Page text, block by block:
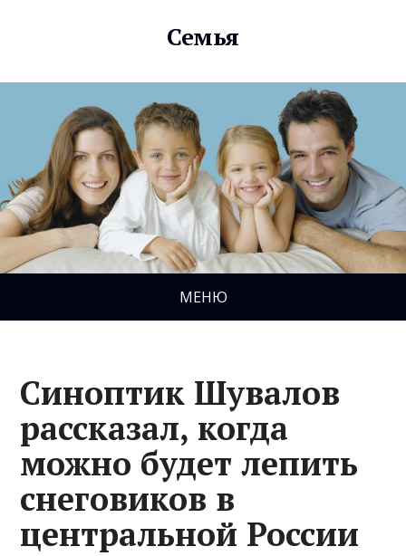
Семья
МЕНЮ
Синоптик Шувалов
рассказал, когда
можно будет лепить
снеговиков в
центральной России